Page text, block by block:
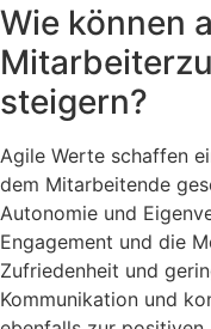
Wie können
steigern?
Agile Werte schaffen
dem Mitarbeitende
Autonomie und
Engagement und die
Zufriedenheit und
Kommunikation und